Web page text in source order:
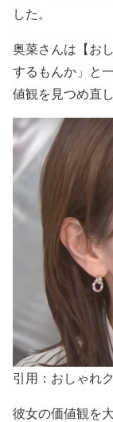
した。
奥菜さんは 【お
するもんか」 と
値観を見つめ直
引用：おしゃれ
彼女の価値観を